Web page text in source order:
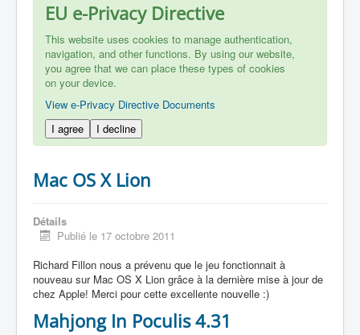
EU e-Privacy Directive
This website uses cookies to manage authentication,
navigation, and other functions. By using our website,
you agree that we can place these types of cookies
on your device.
View e-Privacy Directive Documents
I agree
I decline
Mac OS X Lion
Détails
Publié le 17 octobre 2011
Richard Fillon nous a prévenu que le jeu fonctionnait à
nouveau sur Mac OS X Lion grâce à la dernière mise à jour de
chez Apple! Merci pour cette excellente nouvelle :)
Mahjong In Poculis 4.31